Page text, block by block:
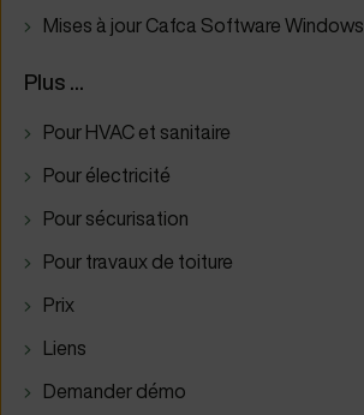
Mises à jour Cafca Software Windows
Plus ...
Pour HVAC et sanitaire
Pour électricité
Pour sécurisation
Pour travaux de toiture
Prix
Liens
Demander démo